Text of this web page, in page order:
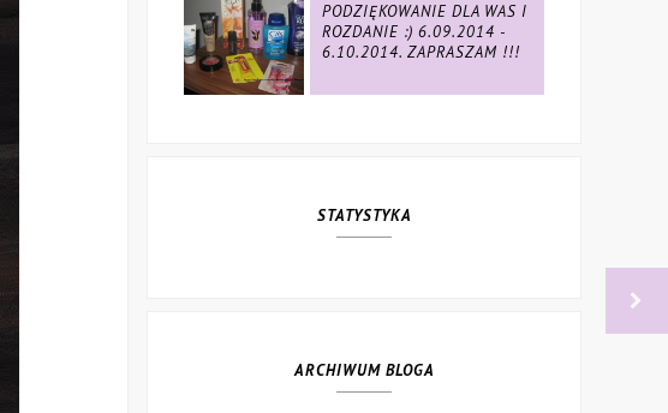
PODZIĘKOWANIE DLA WAS I
ROZDANIE :) 6.09.2014 -
6.10.2014. ZAPRASZAM !!!
STATYSTYKA
ARCHIWUM BLOGA